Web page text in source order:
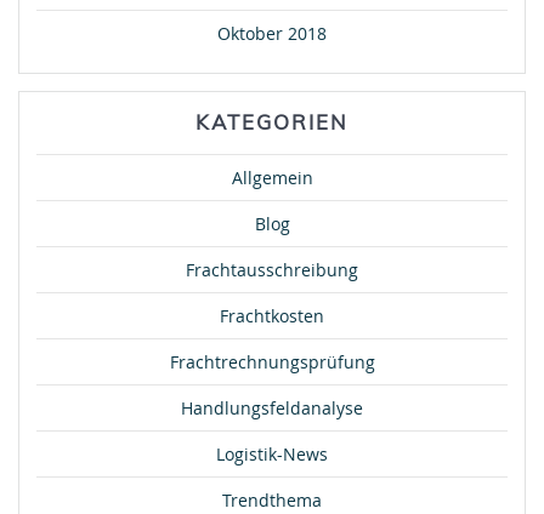
Oktober 2018
KATEGORIEN
Allgemein
Blog
Frachtausschreibung
Frachtkosten
Frachtrechnungsprüfung
Handlungsfeldanalyse
Logistik-News
Trendthema